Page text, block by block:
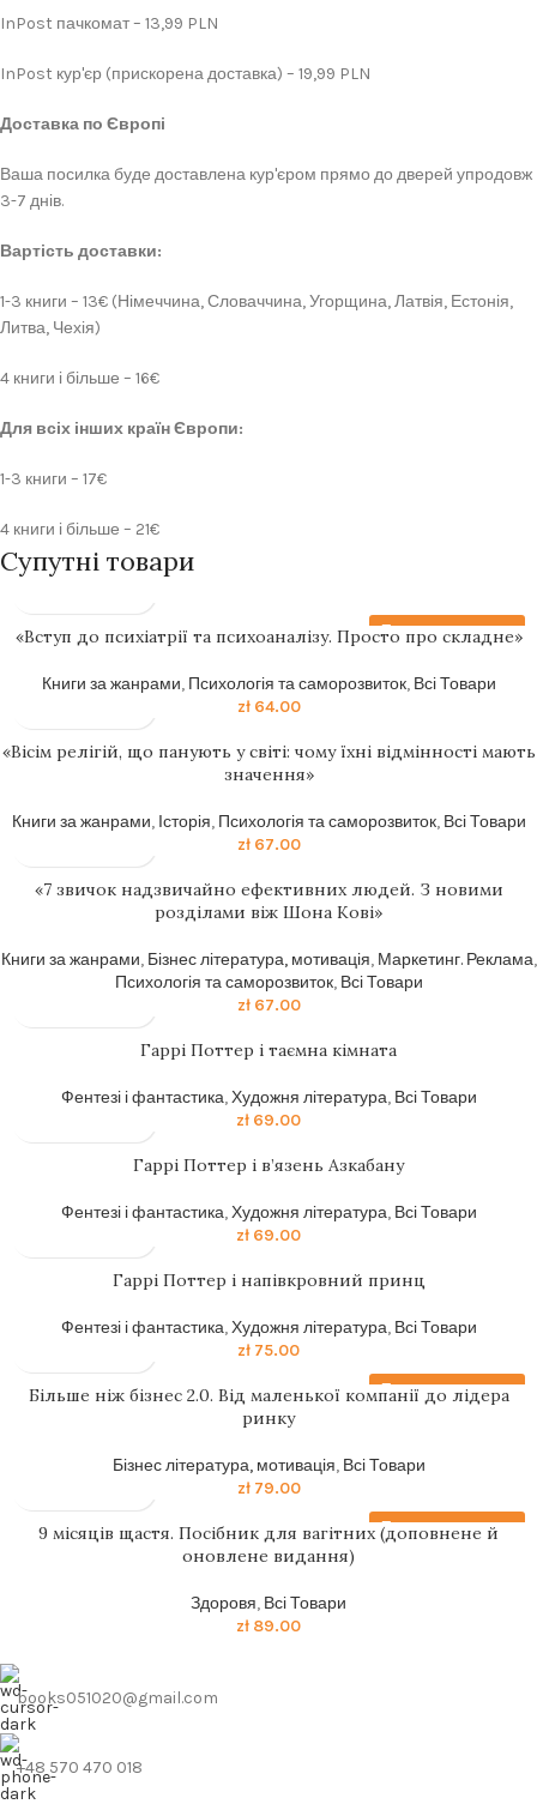
InPost пачкомат – 13,99 PLN
InPost кур'єр (прискорена доставка) – 19,99 PLN
Доставка по Європі
Ваша посилка буде доставлена кур'єром прямо до дверей упродовж
3-7 днів.
Вартість доставки:
1-3 книги – 13€ (Німеччина, Словаччина, Угорщина, Латвія, Естонія,
Литва, Чехія)
4 книги і більше – 16€
Для всіх інших країн Європи:
1-3 книги – 17€
4 книги і більше – 21€
Супутні товари
Передзамовлення
«Вступ до психіатрії та психоаналізу. Просто про складне»
Книги за жанрами, Психологія та саморозвиток, Всі Товари
zł64.00
«Вісім релігій, що панують у світі: чому їхні відмінності мають
значення»
Книги за жанрами, Історія, Психологія та саморозвиток, Всі Товари
zł67.00
«7 звичок надзвичайно ефективних людей. З новими
розділами віж Шона Кові»
Книги за жанрами, Бізнес література, мотивація, Маркетинг. Реклама,
Психологія та саморозвиток, Всі Товари
zł67.00
Гаррі Поттер і таємна кімната
Фентезі і фантастика,Художня література, Всі Товари
zł 69.00
Гаррі Поттер і в’язень Азкабану
Фентезі і фантастика,Художня література, Всі Товари
zł 69.00
Гаррi Поттер i напiвкровний принц
Фентезі і фантастика,Художня література, Всі Товари
zł 75.00
Передзамовлення
Більше ніж бізнес 2.0. Від маленької компанії до лідера
ринку
Бізнес література, мотивація, Всі Товари
zł79.00
Передзамовлення
9 місяців щастя. Посібник для вагітних (доповнене й
оновлене видання)
Здоровя, Всі Товари
zł 89.00
books051020@gmail.com
+48 570 470 018